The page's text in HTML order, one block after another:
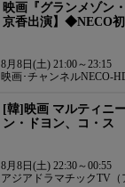
映画『グランメゾン
京香出演】◆NECO
8月8日(土) 21:00～23:15
映画･チャンネルNECO-
[韓]映画 マルティニ
ン・ドヨン、コ・ス
8月8日(土) 22:30～00:55
アジアドラマチックTV（